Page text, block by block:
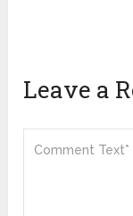
Leave a